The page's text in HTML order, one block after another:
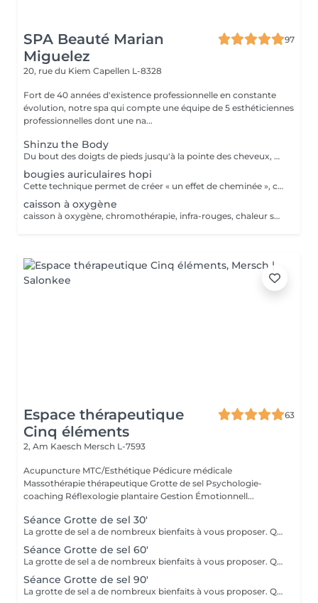
SPA Beauté Marian
Miguelez
97
20, rue du Kiem Capellen L-8328
Fort de 40 années d'existence professionnelle en constante
évolution, notre spa qui compte une équipe de 5 esthéticiennes
professionnelles dont une na...
Shinzu the Body
Du bout des doigts de pieds jusqu'à la pointe des cheveux, ce massage parcourt le corps. Alliant le massage manuel, la baguette Kansa et l'énergétique, ce massage se démarque par son approche en 7 temps, basée sur la libération pour une connexion au coeur de son être et un bien être corps, âme et esprit.
bougies auriculaires hopi
Cette technique permet de créer « un effet de cheminée », c'est-à-dire une aspiration à la base du cône. De cette façon, les impuretés, les dépôts, les excès de cérumen et les résidus présents dans le canal auriculaire sont éliminés. Permet le rétablissement de la tension correcte du tympan, peut résoudre certains cas de sifflement et de bourdonnement, élimine les résidus d'eau accumulés dans l'oreille après un bain, procure à la personne une agréable sensation de relaxation et de détente, elle régule également la pression entre la tête et l'oreille et entre les canaux auditifs.
caisson à oxygène
caisson à oxygène, chromothérapie, infra-rouges, chaleur sèche, chaleur humide matelas vibrant, diffusion d'huiles essentielles et ou vitamines, hydrojet, douche à affusion. séance personnalisable à volonté, avec toutes les technologies ou sans celles qui ne vous conviennent pas. (la coque est légère et soulevable, le bénéficiaire peut en sortir à tout moment en cas de claustrophobie) Taille maximum du bénéficiaire : entre 1,75m et 1,78m
Espace thérapeutique
Cinq éléments
63
2, Am Kaesch Mersch L-7593
Acupuncture MTC/Esthétique Pédicure médicale
Massothérapie thérapeutique Grotte de sel Psychologie-
coaching Réflexologie plantaire Gestion Émotionnell...
Séance Grotte de sel 30'
La grotte de sel a de nombreux bienfaits à vous proposer. Que ce soit pour un moment de relaxation ou pour soulager des troubles respiratoires, lutter contre les toxines, diminuer l'anxiété, améliorer le sommeil ou l'état de fatigue, ou même bénéficier des bienfaits pour la beauté de la peau et sa reminéralisation ! Transats, plaids, coussins et infusions vous y attendront.
Séance Grotte de sel 60'
La grotte de sel a de nombreux bienfaits à vous proposer. Que ce soit pour un moment de relaxation ou pour soulager des troubles respiratoires, lutter contre les toxines, diminuer l'anxiété, améliorer le sommeil ou l'état de fatigue, ou même bénéficier des bienfaits pour la beauté de la peau et sa reminéralisation ! Transats, plaids, coussins et infusions vous y attendront.
Séance Grotte de sel 90'
La grotte de sel a de nombreux bienfaits à vous proposer. Que ce soit pour un moment de relaxation ou pour soulager des troubles respiratoires, lutter contre les toxines, diminuer l'anxiété, améliorer le sommeil ou l'état de fatigue, ou même bénéficier des bienfaits pour la beauté de la peau et sa reminéralisation ! Transats, plaids, coussins et infusions vous y attendront.